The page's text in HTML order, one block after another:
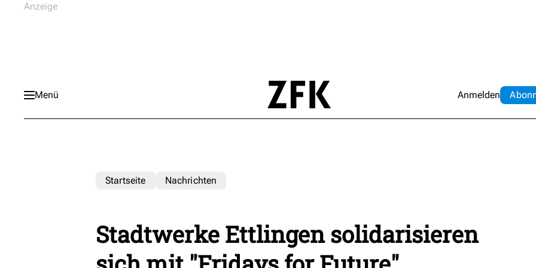
Menü Anmelden Abo
Startseite Nachrichten
Stadtwerke Ettlingen solidarisieren